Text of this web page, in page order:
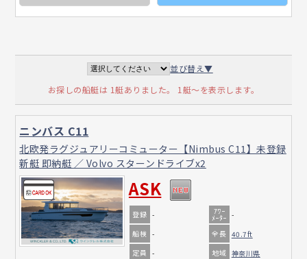
並び替え▼
お探しの船艇は 1艇ありました。 1艇～を表示します。
ニンバス C11
北欧発ラグジュアリーコミューター【Nimbus C11】未登録
新艇 即納艇 ／ Volvo スターンドライブx2
ASK
登録 - ｱﾜｰ
ﾒｰﾀｰ -
船検 - 全長 40.7ft
定員 - 地域 神奈川県